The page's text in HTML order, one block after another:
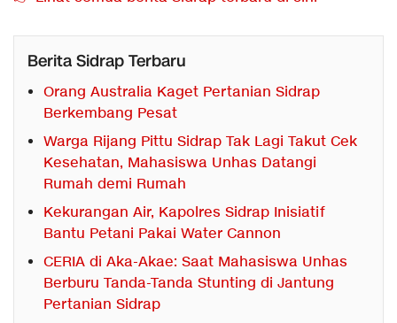
Berita Sidrap Terbaru
Orang Australia Kaget Pertanian Sidrap
Berkembang Pesat
Warga Rijang Pittu Sidrap Tak Lagi Takut Cek
Kesehatan, Mahasiswa Unhas Datangi
Rumah demi Rumah
Kekurangan Air, Kapolres Sidrap Inisiatif
Bantu Petani Pakai Water Cannon
CERIA di Aka-Akae: Saat Mahasiswa Unhas
Berburu Tanda-Tanda Stunting di Jantung
Pertanian Sidrap